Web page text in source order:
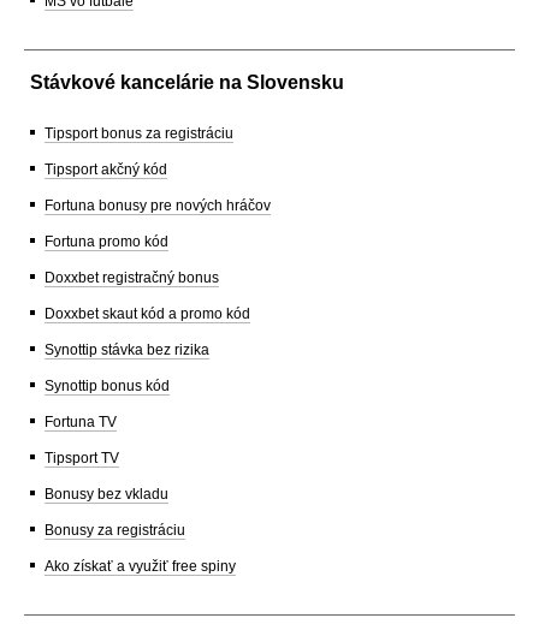
Stávkové kancelárie na Slovensku
Tipsport bonus za registráciu
Tipsport akčný kód
Fortuna bonusy pre nových hráčov
Fortuna promo kód
Doxxbet registračný bonus
Doxxbet skaut kód a promo kód
Synottip stávka bez rizika
Synottip bonus kód
Fortuna TV
Tipsport TV
Bonusy bez vkladu
Bonusy za registráciu
Ako získať a využiť free spiny